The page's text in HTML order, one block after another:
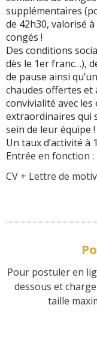
supplémentaires
de 42h30, valorisé
congés !
Des conditions
dès le 1er franc…),
de pause ainsi
chaudes offertes et
convivialité avec
extraordinaires qui
sein de leur équipe !
Un taux d’activité à
Entrée en fonction
CV + Lettre de
Pour postuler en
dessous et
taille